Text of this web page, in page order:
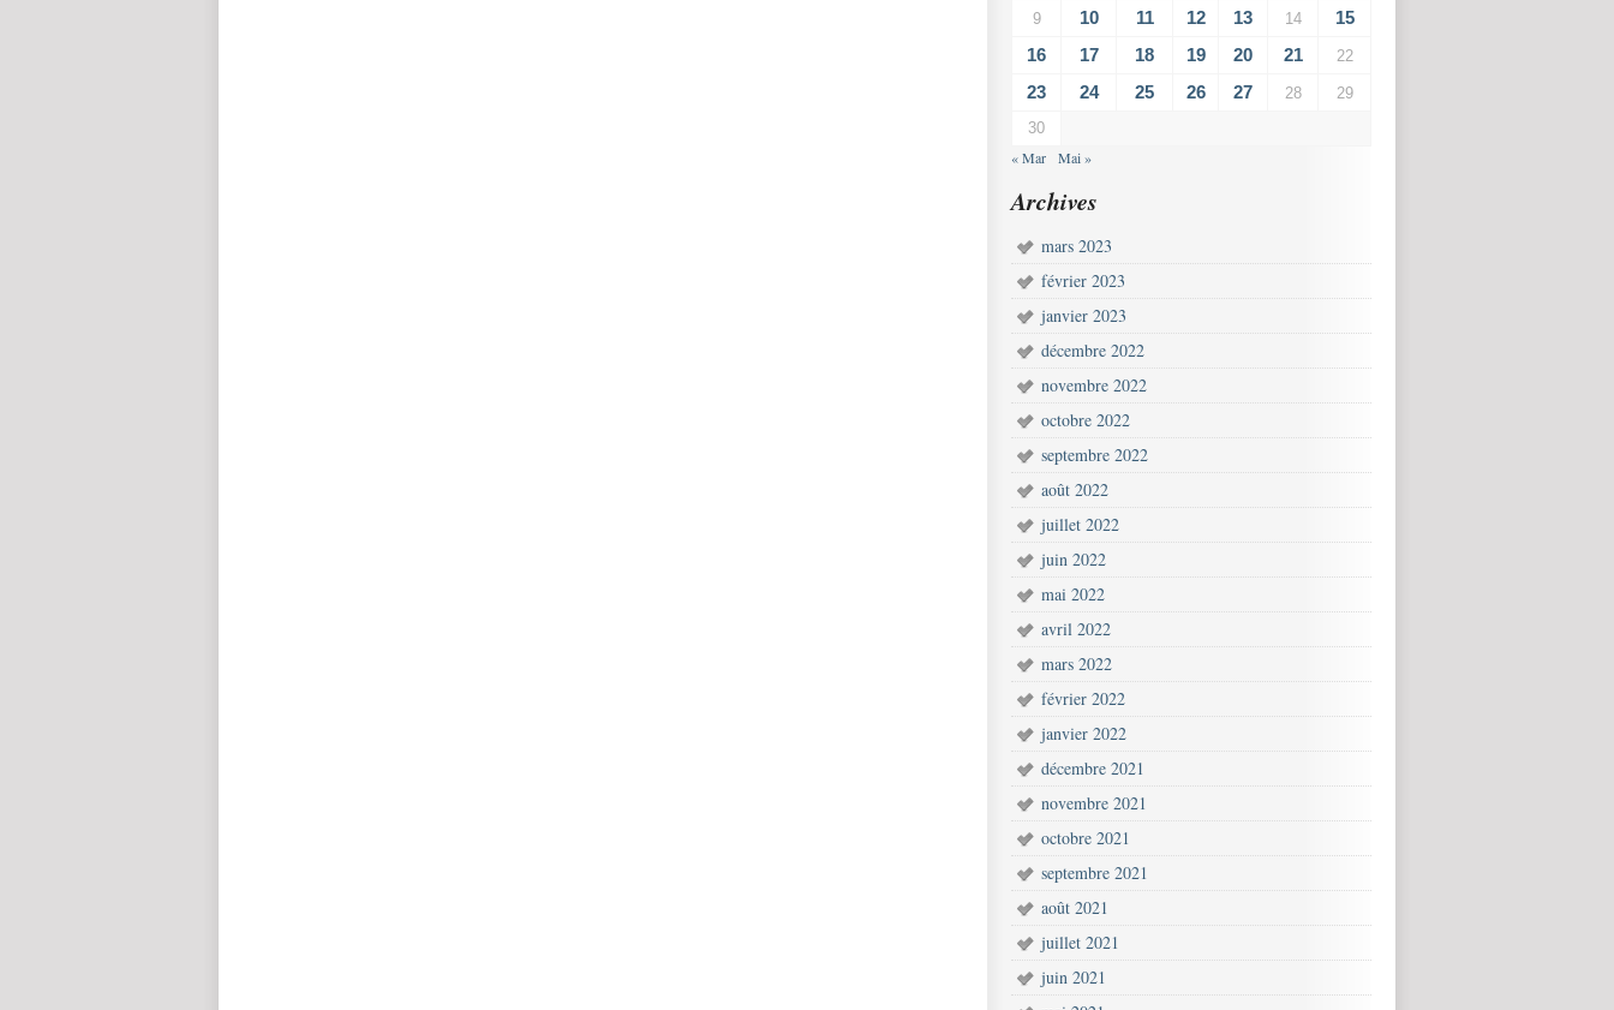
9 10 11 12 13 14
15
16
17 18 19 20 21 22
23 24 25 26 27 28
29
30
« Mar Mai »
Archives
mars 2023
février 2023
janvier 2023
décembre 2022
novembre 2022
octobre 2022
septembre 2022
août 2022
juillet 2022
juin 2022
mai 2022
avril 2022
mars 2022
février 2022
janvier 2022
décembre 2021
novembre 2021
octobre 2021
septembre 2021
août 2021
juillet 2021
juin 2021